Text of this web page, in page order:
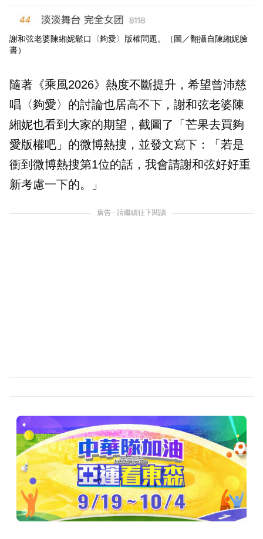
謝和弦老婆陳緗妮鬆口〈夠愛〉版權問題。（圖／翻攝自陳緗妮臉
書）
隨著《乘風2026》熱度不斷提升，希望曾沛慈
唱〈夠愛〉的討論也居高不下，謝和弦老婆陳
緗妮也看到大家的期望，截圖了「芒果去買夠
愛版權吧」的微博熱搜，並發文寫下：「若是
衝到微博熱搜第1位的話，我會請謝和弦好好重
新考慮一下的。」
廣告 - 請繼續往下閱讀